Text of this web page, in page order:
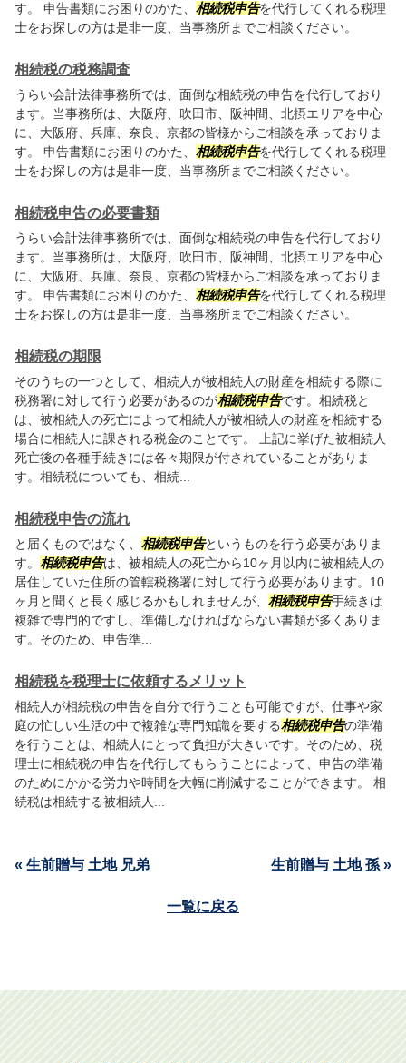
す。 申告書類にお困りのかた、 相続税申告を代行してくれる税理
士をお探しの方は是非一度、当事務所までご相談ください。
相続税の税務調査
うらい会計法律事務所では、面倒な相続税の申告を代行しており
ます。当事務所は、大阪府、吹田市、阪神間、北摂エリアを中心
に、大阪府、兵庫、奈良、京都の皆様からご相談を承っておりま
す。 申告書類にお困りのかた、 相続税申告を代行してくれる税理
士をお探しの方は是非一度、当事務所までご相談ください。
相続税申告の必要書類
うらい会計法律事務所では、面倒な相続税の申告を代行しており
ます。当事務所は、大阪府、吹田市、阪神間、北摂エリアを中心
に、大阪府、兵庫、奈良、京都の皆様からご相談を承っておりま
す。 申告書類にお困りのかた、 相続税申告を代行してくれる税理
士をお探しの方は是非一度、当事務所までご相談ください。
相続税の期限
そのうちの一つとして、相続人が被相続人の財産を相続する際に
税務署に対して行う必要があるのが相続税申告です。相続税と
は、被相続人の死亡によって相続人が被相続人の財産を相続する
場合に相続人に課される税金のことです。 上記に挙げた被相続人
死亡後の各種手続きには各々期限が付されていることがありま
す。相続税についても、相続...
相続税申告の流れ
と届くものではなく、 相続税申告というものを行う必要がありま
す。 相続税申告は、被相続人の死亡から10ヶ月以内に被相続人の
居住していた住所の管轄税務署に対して行う必要があります。10
ヶ月と聞くと長く感じるかもしれませんが、 相続税申告手続きは
複雑で専門的ですし、準備しなければならない書類が多くありま
す。そのため、申告準...
相続税を税理士に依頼するメリット
相続人が相続税の申告を自分で行うことも可能ですが、仕事や家
庭の忙しい生活の中で複雑な専門知識を要する相続税申告の準備
を行うことは、相続人にとって負担が大きいです。そのため、税
理士に相続税の申告を代行してもらうことによって、申告の準備
のためにかかる労力や時間を大幅に削減することができます。 相
続税は相続する被相続人...
« 生前贈与 土地 兄弟 生前贈与 土地 孫 »
一覧に戻る